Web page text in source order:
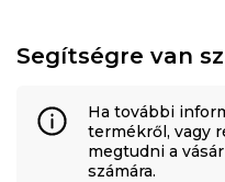
Segítségre van
Ha további
termékről, vagy
megtudni a
számára.